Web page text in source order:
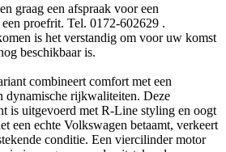
graag een afspraak voor een
proefrit. Tel. 0172-602629 .
is het verstandig om voor uw komst
beschikbaar is.
combineert comfort met een
dynamische rijkwaliteiten. Deze
is uitgevoerd met R-Line styling en oogt
een echte Volkswagen betaamt, verkeert
conditie. Een viercilinder motor